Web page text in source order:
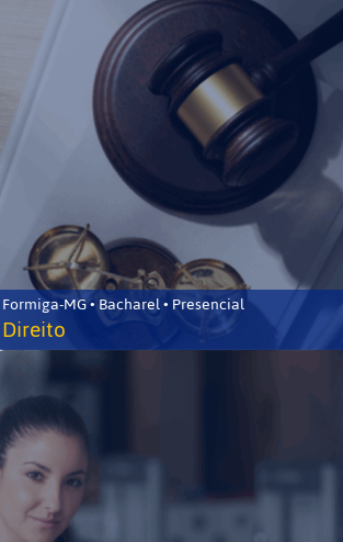
Formiga-MG • Bacharel • Presencial
Direito